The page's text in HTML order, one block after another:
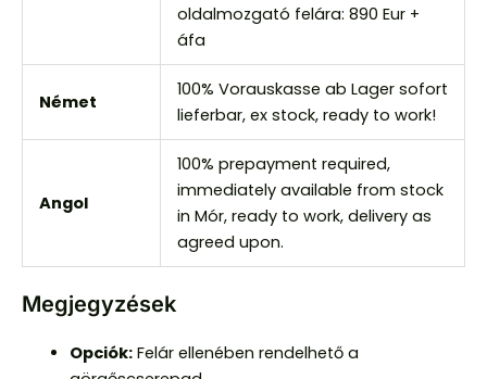
oldalmozgató felára: 890 Eur +
áfa
Német
100% Vorauskasse ab Lager sofort
lieferbar, ex stock, ready to work!
Angol
100% prepayment required,
immediately available from stock
in Mór, ready to work, delivery as
agreed upon.
Megjegyzések
Opciók:Felár ellenében rendelhető a